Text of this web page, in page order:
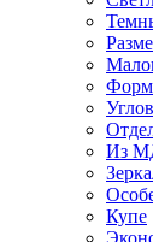
Из
Купе